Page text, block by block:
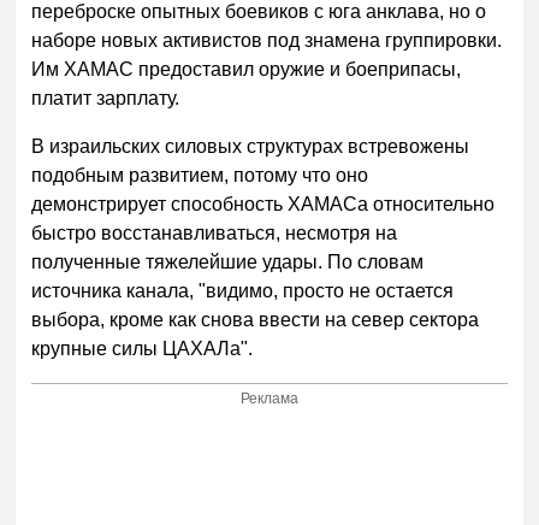
переброске опытных боевиков с юга анклава, но о
наборе новых активистов под знамена группировки.
Им ХАМАС предоставил оружие и боеприпасы,
платит зарплату.
В израильских силовых структурах встревожены
подобным развитием, потому что оно
демонстрирует способность ХАМАСа относительно
быстро восстанавливаться, несмотря на
полученные тяжелейшие удары. По словам
источника канала, "видимо, просто не остается
выбора, кроме как снова ввести на север сектора
крупные силы ЦАХАЛа".
Реклама